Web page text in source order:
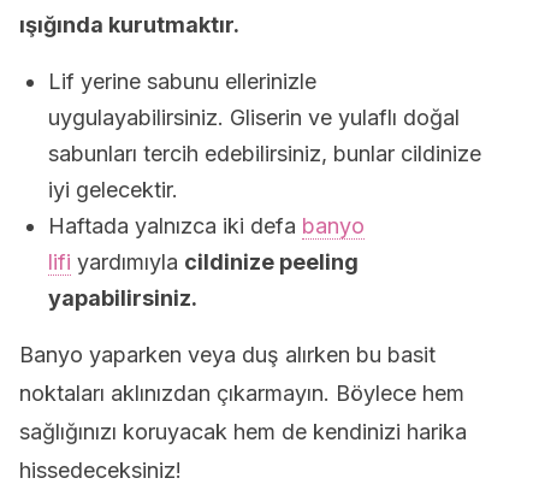
ışığında kurutmaktır.
Lif yerine sabunu ellerinizle
uygulayabilirsiniz. Gliserin ve yulaflı doğal
sabunları tercih edebilirsiniz, bunlar cildinize
iyi gelecektir.
Haftada yalnızca iki defa banyo
lifi yardımıyla cildinize peeling
yapabilirsiniz.
Banyo yaparken veya duş alırken bu basit
noktaları aklınızdan çıkarmayın. Böylece hem
sağlığınızı koruyacak hem de kendinizi harika
hissedeceksiniz!